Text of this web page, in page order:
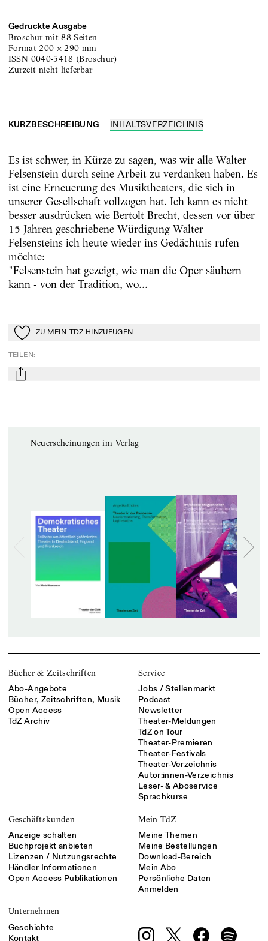
Gedruckte Ausgabe
Broschur mit 88 Seiten
Format200 ×290 mm
ISSN 0040-5418 (Broschur)
zurzeit nicht lieferbar
KURZBESCHREIBUNG INHALTSVERZEICHNIS
Es ist schwer, in Kürze zu sagen, was wir alle Walter
Felsenstein durch seine Arbeit zu verdanken haben. Es
ist eine Erneuerung des Musiktheaters, die sich in
unserer Gesellschaft vollzogen hat. Ich kann es nicht
besser ausdrücken wie Bertolt Brecht, dessen vor über
15 Jahren geschriebene Würdigung Walter
Felsensteins ich heute wieder ins Gedächtnis rufen
möchte:
"Felsenstein hat gezeigt, wie man die Oper säubern
kann - von der Tradition, wo...
Zu Mein-TdZ hinzufügen
ZU MEIN-TDZ HINZUFÜGEN
TEILEN:
mail
Neuerscheinungen im Verlag
Bücher & Zeitschriften
Abo-Angebote
Bücher, Zeitschriften, Musik
Open Access
TdZ Archiv
Service
Jobs / Stellenmarkt
Podcast
Newsletter
Theater-Meldungen
TdZ on Tour
Theater-Premieren
Theater-Festivals
Theater-Verzeichnis
Autor:innen-Verzeichnis
Leser- & Aboservice
Sprachkurse
Geschäftskunden
Anzeige schalten
Buchprojekt anbieten
Lizenzen / Nutzungsrechte
Händler Informationen
Open Access Publikationen
Mein TdZ
Meine Themen
Meine Bestellungen
Download-Bereich
Mein Abo
Persönliche Daten
Anmelden
Unternehmen
Geschichte
Kontakt